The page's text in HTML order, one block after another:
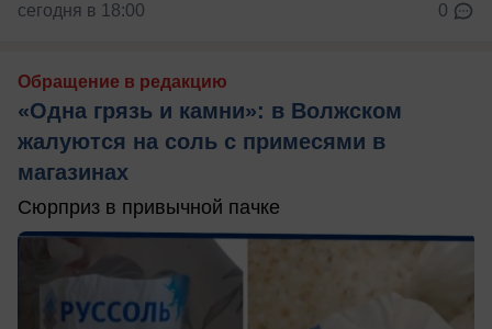
сегодня в 18:00 0
Обращение в редакцию
«Одна грязь и камни»: в Волжском
жалуются на соль с примесями в
магазинах
Сюрприз в привычной пачке